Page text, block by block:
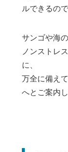
ルできるの
サンゴや海
ノンストレ
に、
万全に備え
へとご案内